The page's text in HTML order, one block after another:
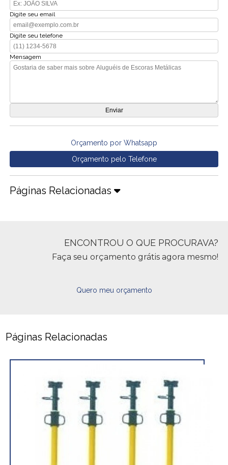
Digite seu email
Digite seu telefone
Mensagem
Orçamento por Whatsapp
Orçamento pelo Telefone
Páginas Relacionadas
ENCONTROU O QUE PROCURAVA?
Faça seu orçamento grátis agora mesmo!
Quero meu orçamento
Páginas Relacionadas